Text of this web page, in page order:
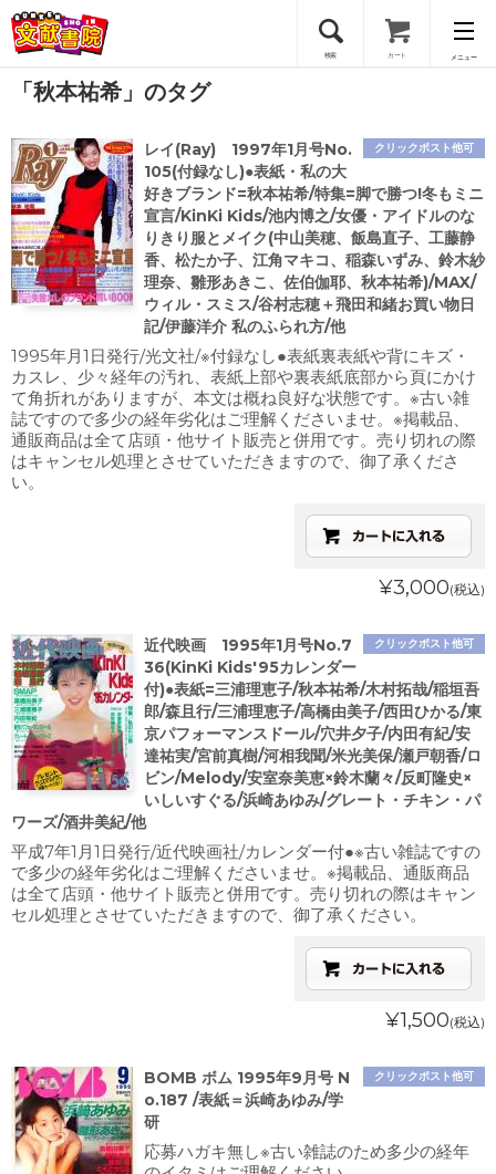
検索 カート メニュー
会員登録
ログイン
「秋本祐希」のタグ
クリックポスト他可
レイ(Ray) 1997年1月号No.
105(付録なし)●表紙・私の大
好きブランド=秋本祐希/特集=脚で勝つ!冬もミニ
宣言/KinKi Kids/池内博之/女優・アイドルのな
りきり服とメイク(中山美穂、飯島直子、工藤静
香、松たか子、江角マキコ、稲森いずみ、鈴木紗
理奈、雛形あきこ、佐伯伽耶、秋本祐希)/MAX/
ウィル・スミス/谷村志穂＋飛田和緒お買い物日
記/伊藤洋介 私のふられ方/他
1995年月1日発行/光文社/※付録なし●表紙裏表紙や背にキズ・
カスレ、少々経年の汚れ、表紙上部や裏表紙底部から頁にかけ
て角折れがありますが、本文は概ね良好な状態です。※古い雑
誌ですので多少の経年劣化はご理解くださいませ。※掲載品、
通販商品は全て店頭・他サイト販売と併用です。売り切れの際
はキャンセル処理とさせていただきますので、御了承くださ
い。
¥3,000(税込)
クリックポスト他可
近代映画 1995年1月号No.7
36(KinKi Kids'95カレンダー
付)●表紙=三浦理恵子/秋本祐希/木村拓哉/稲垣吾
郎/森且行/三浦理恵子/高橋由美子/西田ひかる/東
京パフォーマンスドール/穴井夕子/内田有紀/安
達祐実/宮前真樹/河相我聞/米光美保/瀬戸朝香/ロ
ビン/Melody/安室奈美恵×鈴木蘭々/反町隆史×
いしいすぐる/浜崎あゆみ/グレート・チキン・パ
ワーズ/酒井美紀/他
平成7年1月1日発行/近代映画社/カレンダー付●※古い雑誌ですの
で多少の経年劣化はご理解くださいませ。※掲載品、通販商品
は全て店頭・他サイト販売と併用です。売り切れの際はキャン
セル処理とさせていただきますので、御了承ください。
¥1,500(税込)
クリックポスト他可
BOMB ボム 1995年9月号 N
o.187 /表紙＝浜崎あゆみ/学
研
応募ハガキ無し※古い雑誌のため多少の経年